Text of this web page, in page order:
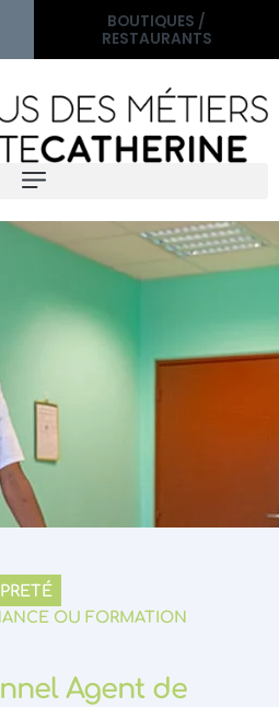
BOUTIQUES /
RESTAURANTS
OU FORMATION
Agent de